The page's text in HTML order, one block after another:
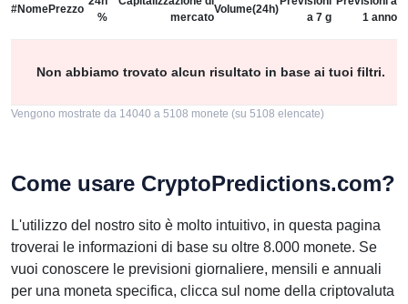
#NomePrezzo
%
mercato
Volume(24h)
a 7 g
1 anno
Non abbiamo trovato alcun risultato in base ai tuoi filtri.
Vengono mostrate da 14040 a 5108 monete (su 5108 elencate)
Come usare CryptoPredictions.com?
L'utilizzo del nostro sito è molto intuitivo, in questa pagina
troverai le informazioni di base su oltre 8.000 monete. Se
vuoi conoscere le previsioni giornaliere, mensili e annuali
per una moneta specifica, clicca sul nome della criptovaluta